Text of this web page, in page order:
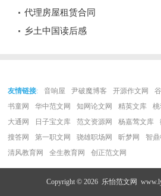
代理房屋租赁合同
乡土中国读后感
友情链接: 音响屋 尹破魔博客 开源作文网
书童网
华中范文网 知网论文网 精英文库
大通网
日子宝文库 范文资源网 杨嘉莺文库
搜答网
第一职文网 骁雄职场网 昕梦网 智
清风教育网
全生教育网 创正范文网
Copyright © 2026 乐怡范文网